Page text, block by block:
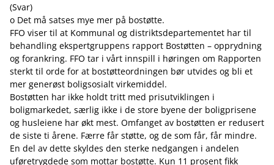
(Svar)
o Det må satses mye mer på bostøtte.
FFO viser til at Kommunal og distriktsdepartementet har til
behandling ekspertgruppens rapport Bostøtten – opprydning
og forankring. FFO tar i vårt innspill i høringen om Rapporten
sterkt til orde for at bostøtteordningen bør utvides og bli et
mer generøst boligsosialt virkemiddel.
Bostøtten har ikke holdt tritt med prisutviklingen i
boligmarkedet, særlig ikke i de store byene der boligprisene
og husleiene har økt mest. Omfanget av bostøtten er redusert
de siste ti årene. Færre får støtte, og de som får, får mindre.
En del av dette skyldes den sterke nedgangen i andelen
uføretrygdede som mottar bostøtte. Kun 11 prosent fikk